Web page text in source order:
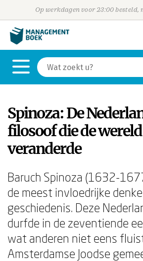
Op werkdagen voor 23:00 besteld,
Spinoza: De
filosoof die de wereld
veranderde
Baruch Spinoza (1632-
de meest invloedrijke
geschiedenis. Deze
durfde in de zeventiende
wat anderen niet eens
Amsterdamse Joodse